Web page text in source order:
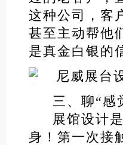
这种公司，客
甚至主动帮他
是真金白银的
三、聊“感
展馆设计是
身！第一次接